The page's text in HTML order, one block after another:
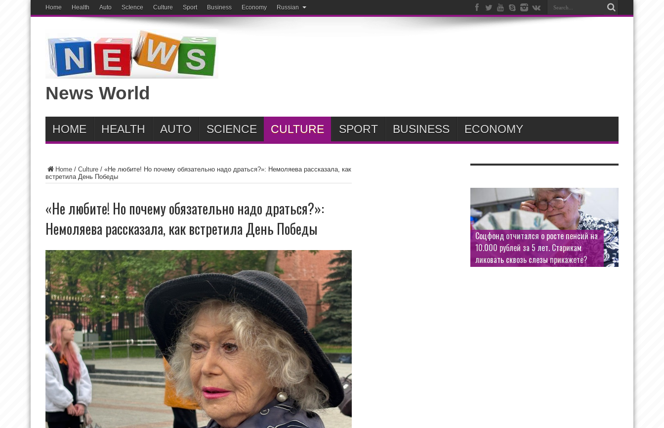
Home Health Auto ScIence Culture Sport Business Economy Russian
News World
HOME HEALTH AUTO SCIENCE CULTURE SPORT BUSINESS ECONOMY
Home / Culture / «Не любите! Но почему обязательно надо драться?»: Немоляева рассказала, как
встретила День Победы
«Не любите! Но почему обязательно надо драться?»:
Немоляева рассказала, как встретила День Победы
Соцфонд отчитался о росте пенсий на
10.000 рублей за 5 лет. Старикам
ликовать сквозь слезы прикажете?
Морозов примерил «беременный»
живот, чтобы понять, что чувствует
жена